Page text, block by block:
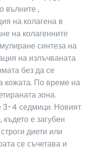
вълните ,
на колагена в
на колагенните
синтеза на
на излъчваната
без да се
кожата. По време на
зона.
3-4 седмици. Новият
е загубен
диети или
се съчетава и